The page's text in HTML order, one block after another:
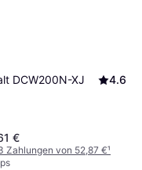
DCW200N-XJ
4.6
€
Zahlungen von 52,87 €¹